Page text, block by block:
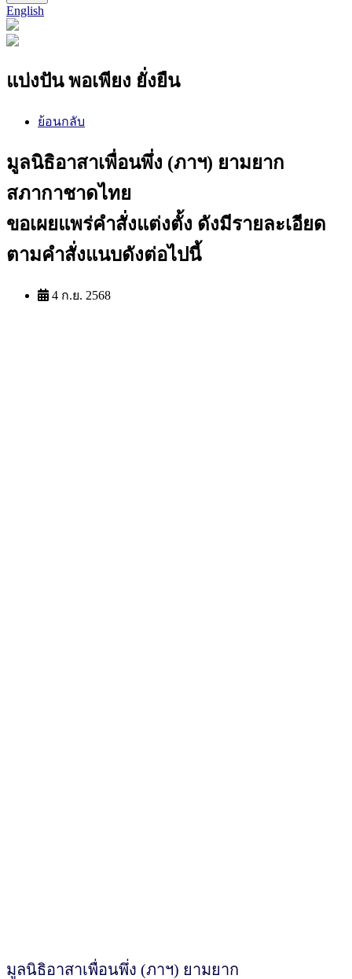
English
แบ่งปัน พอเพียง ยั่งยืน
ย้อนกลับ
มูลนิธิอาสาเพื่อนพึ่ง (ภาฯ) ยามยาก
สภากาชาดไทย
ขอเผยแพร่คำสั่งแต่งตั้ง ดังมีรายละเอียด
ตามคำสั่งแนบดังต่อไปนี้
4 ก.ย. 2568
มูลนิธิอาสาเพื่อนพึ่ง (ภาฯ) ยามยาก